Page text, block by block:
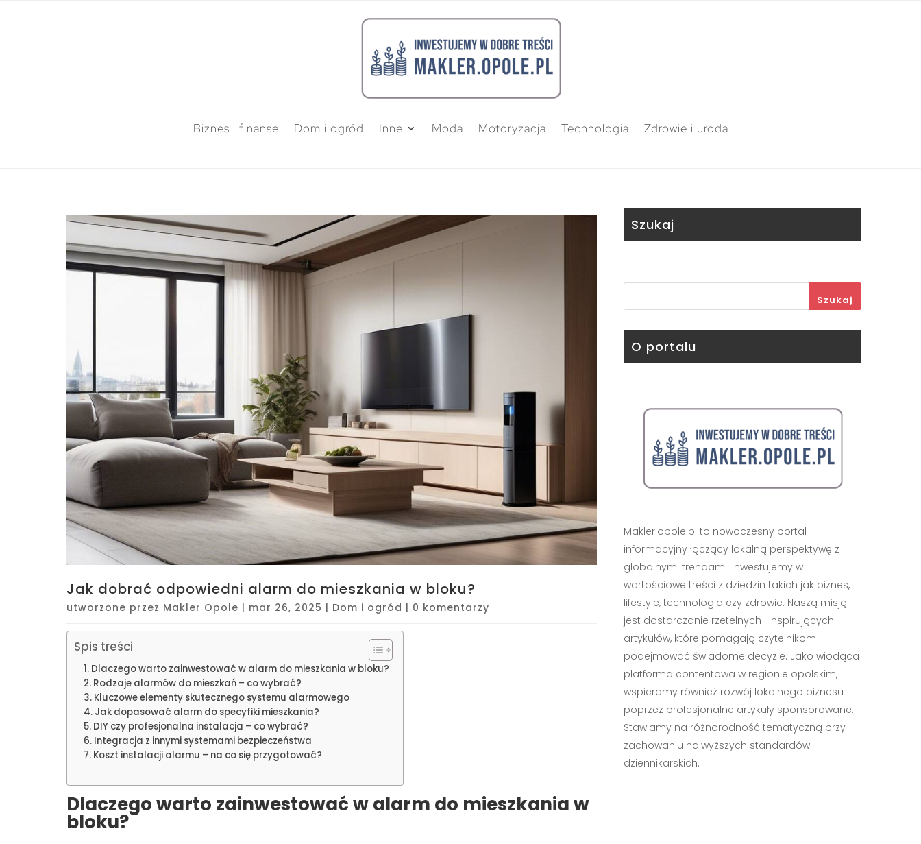
Biznes i finanse Dom i ogród Inne Moda Motoryzacja Technologia Zdrowie i uroda
Jak dobrać odpowiedni alarm do mieszkania w bloku?
utworzone przez Makler Opole | mar 26, 2025 | Dom i ogród | 0 komentarzy
Spis treści
Dlaczego warto zainwestować w alarm do mieszkania w bloku?
Rodzaje alarmów do mieszkań – co wybrać?
Kluczowe elementy skutecznego systemu alarmowego
Jak dopasować alarm do specyfiki mieszkania?
DIY czy profesjonalna instalacja – co wybrać?
Integracja z innymi systemami bezpieczeństwa
Koszt instalacji alarmu – na co się przygotować?
Dlaczego warto zainwestować w alarm do mieszkania w
bloku?
Szukaj
Szukaj
O portalu
Makler.opole.pl to nowoczesny portal
informacyjny łączący lokalną perspektywę z
globalnymi trendami. Inwestujemy w
wartościowe treści z dziedzin takich jak biznes,
lifestyle, technologia czy zdrowie. Naszą misją
jest dostarczanie rzetelnych i inspirujących
artykułów, które pomagają czytelnikom
podejmować świadome decyzje. Jako wiodąca
platforma contentowa w regionie opolskim,
wspieramy również rozwój lokalnego biznesu
poprzez profesjonalne artykuły sponsorowane.
Stawiamy na różnorodność tematyczną przy
zachowaniu najwyższych standardów
dziennikarskich.